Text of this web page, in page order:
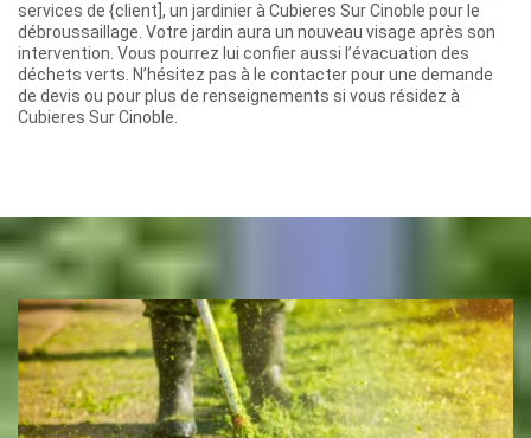
services de {client], un jardinier à Cubieres Sur Cinoble pour le
débroussaillage. Votre jardin aura un nouveau visage après son
intervention. Vous pourrez lui confier aussi l’évacuation des
déchets verts. N’hésitez pas à le contacter pour une demande
de devis ou pour plus de renseignements si vous résidez à
Cubieres Sur Cinoble.